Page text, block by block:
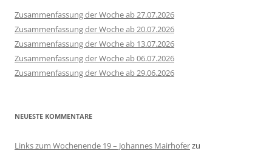
Zusammenfassung der Woche ab 27.07.2026
Zusammenfassung der Woche ab 20.07.2026
Zusammenfassung der Woche ab 13.07.2026
Zusammenfassung der Woche ab 06.07.2026
Zusammenfassung der Woche ab 29.06.2026
NEUESTE KOMMENTARE
Links zum Wochenende 19 – Johannes Mairhoferzu